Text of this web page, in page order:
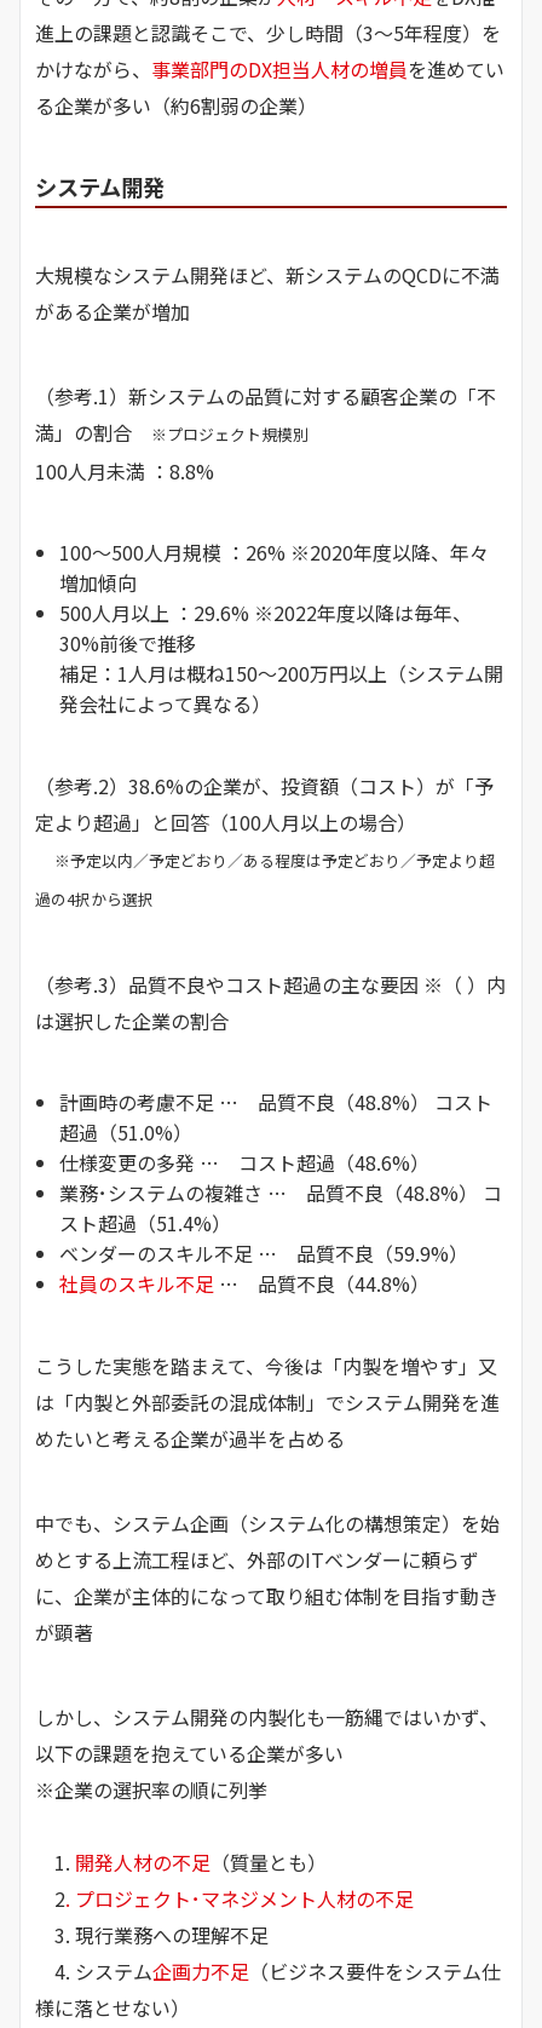
進上の課題と認識そこで、少し時間（3～5年程度）を
かけながら、 事業部門のDX担当人材の増員を進めてい
る企業が多い（約6割弱の企業）
システム開発
大規模なシステム開発ほど、新システムのQCDに不満
がある企業が増加
（参考.1）新システムの品質に対する顧客企業の「不
満」の割合
※プロジェクト規模別
100人月未満 ：8.8%
100～500人月規模 ：26% ※2020年度以降、年々
増加傾向
500人月以上 ：29.6% ※2022年度以降は毎年、
30%前後で推移
補足：1人月は概ね150～200万円以上（システム開
発会社によって異なる）
（参考.2）38.6%の企業が、投資額（コスト）が「予
定より超過」と回答（100人月以上の場合）
※予定以内／予定どおり／ある程度は予定どおり／予定より超
過の4択から選択
（参考.3）品質不良やコスト超過の主な要因 ※（ ）内
は選択した企業の割合
計画時の考慮不足 … 品質不良（48.8%） コスト
超過（51.0%）
仕様変更の多発 … コスト超過（48.6%）
業務･システムの複雑さ … 品質不良（48.8%） コ
スト超過（51.4%）
ベンダーのスキル不足 … 品質不良（59.9%）
社員のスキル不足 … 品質不良（44.8%）
こうした実態を踏まえて、今後は「内製を増やす」又
は「内製と外部委託の混成体制」でシステム開発を進
めたいと考える企業が過半を占める
中でも、システム企画（システム化の構想策定）を始
めとする上流工程ほど、外部のITベンダーに頼らず
に、企業が主体的になって取り組む体制を目指す動き
が顕著
しかし、システム開発の内製化も一筋縄ではいかず、
以下の課題を抱えている企業が多い
※企業の選択率の順に列挙
1. 開発人材の不足 （質量とも）
2. プロジェクト･マネジメント人材の不足
3. 現行業務への理解不足
4. システム企画力不足 （ビジネス要件をシステム仕
様に落とせない）